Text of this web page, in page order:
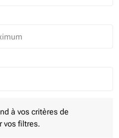
trip Selected
à vos critères de
vos filtres.